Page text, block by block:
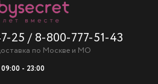
25 / 8-800-777-51-43
по Москве и МО
09:00 - 23:00